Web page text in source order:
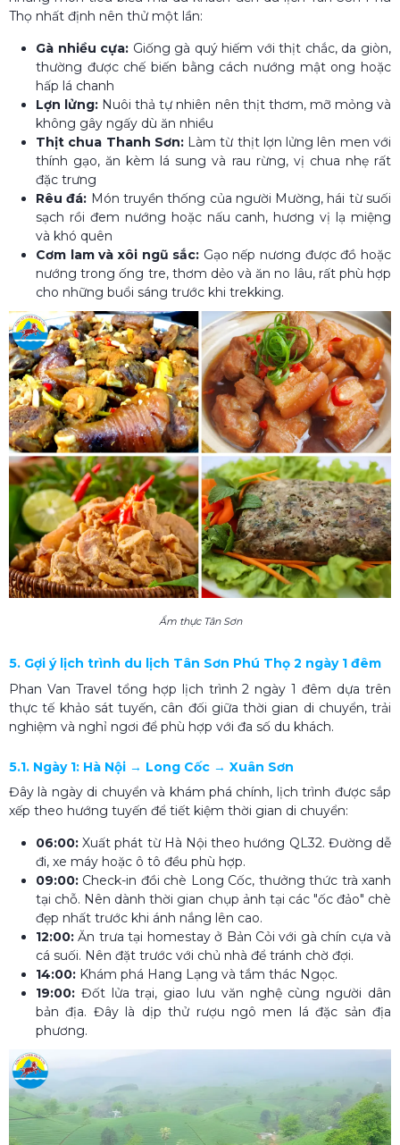
Thọ nhất định nên thử một lần:
Gà nhiều cựa: Giống gà quý hiếm với thịt chắc, da giòn,
thường được chế biến bằng cách nướng mật ong hoặc
hấp lá chanh
Lợn lửng: Nuôi thả tự nhiên nên thịt thơm, mỡ mỏng và
không gây ngấy dù ăn nhiều
Thịt chua Thanh Sơn:Làm từ thịt lợn lửng lên men với
thính gạo, ăn kèm lá sung và rau rừng, vị chua nhẹ rất
đặc trưng
Rêu đá: Món truyền thống của người Mường, hái từ suối
sạch rồi đem nướng hoặc nấu canh, hương vị lạ miệng
và khó quên
Cơm lam và xôi ngũ sắc: Gạo nếp nương được đồ hoặc
nướng trong ống tre, thơm dẻo và ăn no lâu, rất phù hợp
cho những buổi sáng trước khi trekking.
Ẩm thực Tân Sơn
5. Gợi ý lịch trình du lịch Tân Sơn Phú Thọ 2 ngày 1 đêm
Phan Van Travel tổng hợp lịch trình 2 ngày 1 đêm dựa trên
thực tế khảo sát tuyến, cân đối giữa thời gian di chuyển, trải
nghiệm và nghỉ ngơi để phù hợp với đa số du khách.
5.1. Ngày 1: Hà Nội → Long Cốc → Xuân Sơn
Đây là ngày di chuyển và khám phá chính, lịch trình được sắp
xếp theo hướng tuyến để tiết kiệm thời gian di chuyển:
06:00:Xuất phát từ Hà Nội theo hướng QL32. Đường dễ
đi, xe máy hoặc ô tô đều phù hợp.
09:00: Check-in đồi chè Long Cốc, thưởng thức trà xanh
tại chỗ. Nên dành thời gian chụp ảnh tại các "ốc đảo" chè
đẹp nhất trước khi ánh nắng lên cao.
12:00: Ăn trưa tại homestay ở Bản Cỏi với gà chín cựa và
cá suối. Nên đặt trước với chủ nhà để tránh chờ đợi.
14:00: Khám phá Hang Lạng và tắm thác Ngọc.
19:00: Đốt lửa trại, giao lưu văn nghệ cùng người dân
bản địa. Đây là dịp thử rượu ngô men lá đặc sản địa
phương.